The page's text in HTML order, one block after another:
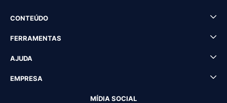
CONTEÚDO
FERRAMENTAS
AJUDA
EMPRESA
MÍDIA SOCIAL